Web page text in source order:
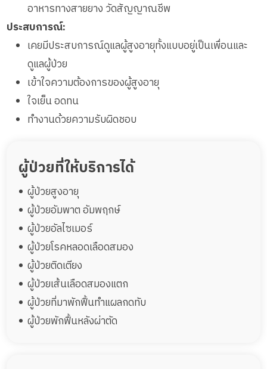
อาหารทางสายยาง วัดสัญญาณชีพ
ประสบการณ์:
เคยมีประสบการณ์ดูแลผู้สูงอายุทั้งแบบอยู่เป็นเพื่อนและ
ดูแลผู้ป่วย
เข้าใจความต้องการของผู้สูงอายุ
ใจเย็น อดทน
ทำงานด้วยความรับผิดชอบ
ผู้ป่วยที่ให้บริการได้
ผู้ป่วยสูงอายุ
ผู้ป่วยอัมพาต อัมพฤกษ์
ผู้ป่วยอัลไซเมอร์
ผู้ป่วยโรคหลอดเลือดสมอง
ผู้ป่วยติดเตียง
ผู้ป่วยเส้นเลือดสมองแตก
ผู้ป่วยที่มาพักฟื้นทำแผลกดทับ
ผู้ป่วยพักฟื้นหลังผ่าตัด